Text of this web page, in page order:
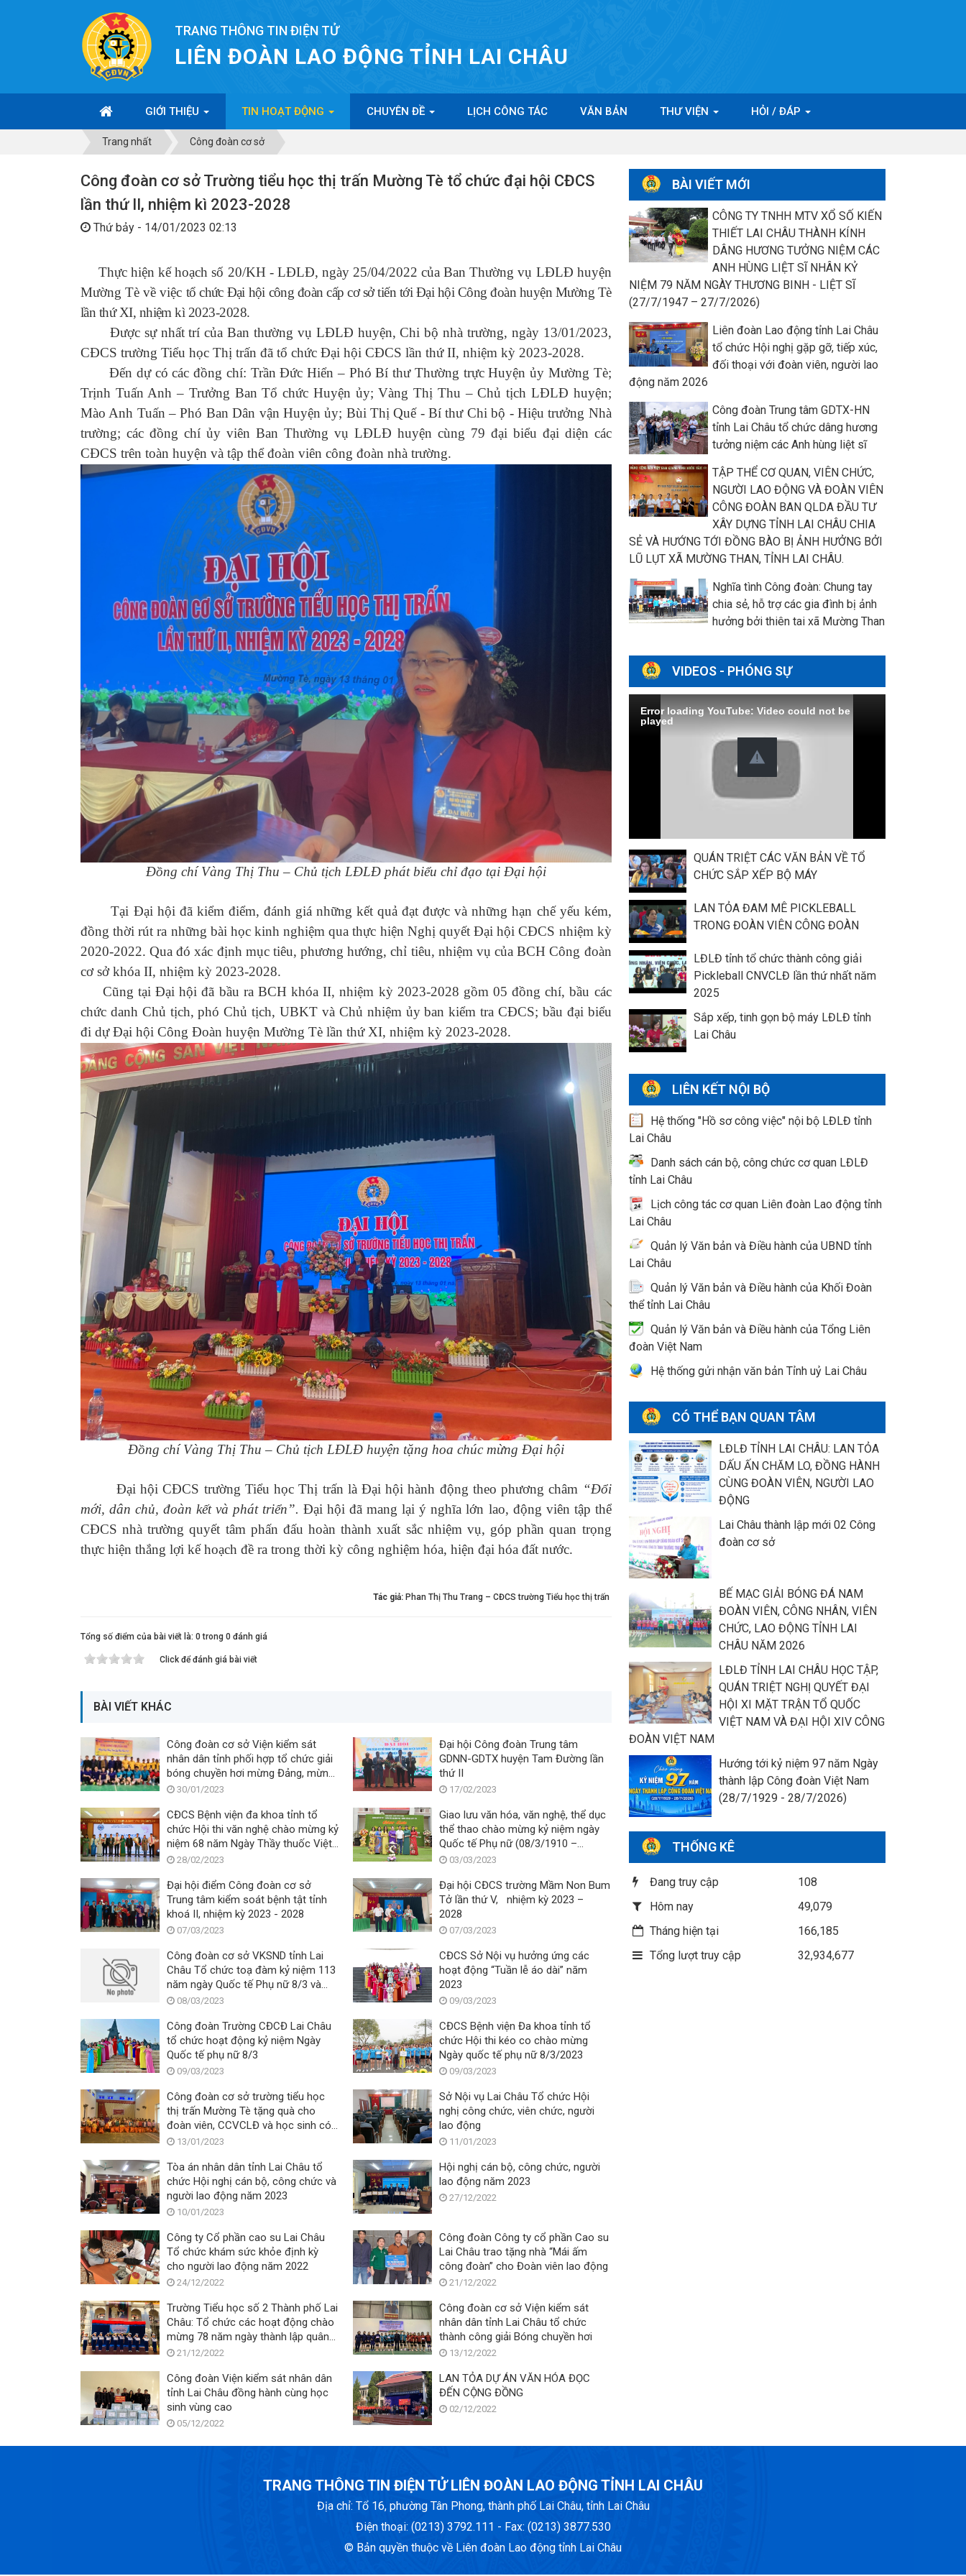
TRANG THÔNG TIN ĐIỆN TỬ
LIÊN ĐOÀN LAO ĐỘNG TỈNH LAI CHÂU
GIỚI THIỆU TIN HOẠT ĐỘNG CHUYÊN ĐỀ LỊCH CÔNG TÁC VĂN BẢN THƯ VIỆN HỎI / ĐÁP
Trang nhất Công đoàn cơ sở
Công đoàn cơ sở Trường tiểu học thị trấn Mường Tè tổ chức đại hội CĐCS
lần thứ II, nhiệm kì 2023-2028
Thứ bảy - 14/01/2023 02:13
Thực hiện kế hoạch số 20/KH - LĐLĐ, ngày 25/04/2022 của Ban Thường vụ LĐLĐ huyện
Mường Tè về việc tổ chức Đại hội công đoàn cấp cơ sở tiến tới Đại hội Công đoàn huyện Mường Tè
lần thứ XI, nhiệm kì 2023-2028.
Được sự nhất trí của Ban thường vụ LĐLĐ huyện, Chi bộ nhà trường, ngày 13/01/2023,
CĐCS trường Tiểu học Thị trấn đã tổ chức Đại hội CĐCS lần thứ II, nhiệm kỳ 2023-2028.
Đến dự có các đồng chí: Trần Đức Hiển – Phó Bí thư Thường trực Huyện ủy Mường Tè;
Trịnh Tuấn Anh – Trưởng Ban Tổ chức Huyện ủy; Vàng Thị Thu – Chủ tịch LĐLĐ huyện;
Mào Anh Tuấn – Phó Ban Dân vận Huyện ủy; Bùi Thị Quế - Bí thư Chi bộ - Hiệu trưởng Nhà
trường; các đồng chí ủy viên Ban Thường vụ LĐLĐ huyện cùng 79 đại biểu đại diện các
CĐCS trên toàn huyện và tập thể đoàn viên công đoàn nhà trường.
Đồng chí Vàng Thị Thu – Chủ tịch LĐLĐ phát biểu chỉ đạo tại Đại hội
Tại Đại hội đã kiểm điểm, đánh giá những kết quả đạt được và những hạn chế yếu kém,
đồng thời rút ra những bài học kinh nghiệm qua thực hiện Nghị quyết Đại hội CĐCS nhiệm kỳ
2020-2022. Qua đó xác định mục tiêu, phương hướng, chỉ tiêu, nhiệm vụ của BCH Công đoàn
cơ sở khóa II, nhiệm kỳ 2023-2028.
Cũng tại Đại hội đã bầu ra BCH khóa II, nhiệm kỳ 2023-2028 gồm 05 đồng chí, bầu các
chức danh Chủ tịch, phó Chủ tịch, UBKT và Chủ nhiệm ủy ban kiểm tra CĐCS; bầu đại biểu
đi dự Đại hội Công Đoàn huyện Mường Tè lần thứ XI, nhiệm kỳ 2023-2028.
Đồng chí Vàng Thị Thu – Chủ tịch LĐLĐ huyện tặng hoa chúc mừng Đại hội
Đại hội CĐCS trường Tiểu học Thị trấn là Đại hội hành động theo phương châm “Đổi
mới, dân chủ, đoàn kết và phát triển”. Đại hội đã mang lại ý nghĩa lớn lao, động viên tập thể
CĐCS nhà trường quyết tâm phấn đấu hoàn thành xuất sắc nhiệm vụ, góp phần quan trọng
thực hiện thắng lợi kế hoạch đề ra trong thời kỳ công nghiệm hóa, hiện đại hóa đất nước.
Tác giả: Phan Thị Thu Trang – CĐCS trường Tiểu học thị trấn ​​​​​​​
Tổng số điểm của bài viết là: 0 trong 0 đánh giá
Click để đánh giá bài viết
BÀI VIẾT KHÁC
Công đoàn cơ sở Viện kiểm sát
nhân dân tỉnh phối hợp tổ chức giải
bóng chuyền hơi mừng Đảng, mừng
Xuân Quý Mão 2023
30/01/2023
Đại hội Công đoàn Trung tâm
GDNN-GDTX huyện Tam Đường lần
thứ II
17/02/2023
CĐCS Bệnh viện đa khoa tỉnh tổ
chức Hội thi văn nghệ chào mừng kỷ
niệm 68 năm Ngày Thầy thuốc Việt
Nam.
28/02/2023
Giao lưu văn hóa, văn nghệ, thể dục
thể thao chào mừng kỷ niệm ngày
Quốc tế Phụ nữ (08/3/1910 –
08/3/2023)
03/03/2023
Đại hội điểm Công đoàn cơ sở
Trung tâm kiểm soát bệnh tật tỉnh
khoá II, nhiệm kỳ 2023 - 2028
07/03/2023
Đại hội CĐCS trường Mầm Non Bum
Tở lần thứ V, nhiệm kỳ 2023 –
2028
07/03/2023
Công đoàn cơ sở VKSND tỉnh Lai
Châu Tổ chức toạ đàm kỷ niệm 113
năm ngày Quốc tế Phụ nữ 8/3 và
1983 năm khởi nghĩa Hai Bà Trưng
08/03/2023
CĐCS Sở Nội vụ hưởng ứng các
hoạt động “Tuần lễ áo dài” năm
2023
09/03/2023
Công đoàn Trường CĐCĐ Lai Châu
tổ chức hoạt động kỷ niệm Ngày
Quốc tế phụ nữ 8/3
09/03/2023
CĐCS Bệnh viện Đa khoa tỉnh tổ
chức Hội thi kéo co chào mừng
Ngày quốc tế phụ nữ 8/3/2023
09/03/2023
Công đoàn cơ sở trường tiểu học
thị trấn Mường Tè tặng quà cho
đoàn viên, CCVCLĐ và học sinh có
hoàn cảnh khó khăn nhân dịp tết
13/01/2023
Sở Nội vụ Lai Châu Tổ chức Hội
nghị công chức, viên chức, người
lao động
11/01/2023
Tòa án nhân dân tỉnh Lai Châu tổ
chức Hội nghị cán bộ, công chức và
người lao động năm 2023
10/01/2023
Hội nghị cán bộ, công chức, người
lao động năm 2023
27/12/2022
Công ty Cổ phần cao su Lai Châu
Tổ chức khám sức khỏe định kỳ
cho người lao động năm 2022
24/12/2022
Công đoàn Công ty cổ phần Cao su
Lai Châu trao tặng nhà “Mái ấm
công đoàn” cho Đoàn viên lao động
21/12/2022
Trường Tiểu học số 2 Thành phố Lai
Châu: Tổ chức các hoạt động chào
mừng 78 năm ngày thành lập quân
đội nhân dân Việt Nam (22/12/1944
phòng toàn dân (22/12/19
21/12/2022
Công đoàn cơ sở Viện kiểm sát
nhân dân tỉnh Lai Châu tổ chức
thành công giải Bóng chuyền hơi
13/12/2022
Công đoàn Viện kiểm sát nhân dân
tỉnh Lai Châu đồng hành cùng học
sinh vùng cao
05/12/2022
LAN TỎA DỰ ÁN VĂN HÓA ĐỌC
ĐẾN CỘNG ĐỒNG
02/12/2022
BÀI VIẾT MỚI
CÔNG TY TNHH MTV XỔ SỐ KIẾN
THIẾT LAI CHÂU THÀNH KÍNH
DÂNG HƯƠNG TƯỞNG NIỆM CÁC
ANH HÙNG LIỆT SĨ NHÂN KỶ
NIỆM 79 NĂM NGÀY THƯƠNG BINH - LIỆT SĨ
(27/7/1947 – 27/7/2026)
Liên đoàn Lao động tỉnh Lai Châu
tổ chức Hội nghị gặp gỡ, tiếp xúc,
đối thoại với đoàn viên, người lao
động năm 2026
Công đoàn Trung tâm GDTX-HN
tỉnh Lai Châu tổ chức dâng hương
tưởng niệm các Anh hùng liệt sĩ
TẬP THỂ CƠ QUAN, VIÊN CHỨC,
NGƯỜI LAO ĐỘNG VÀ ĐOÀN VIÊN
CÔNG ĐOÀN BAN QLDA ĐẦU TƯ
XÂY DỰNG TỈNH LAI CHÂU CHIA
SẺ VÀ HƯỚNG TỚI ĐỒNG BÀO BỊ ẢNH HƯỞNG BỞI
LŨ LỤT XÃ MƯỜNG THAN, TỈNH LAI CHÂU.
Nghĩa tình Công đoàn: Chung tay
chia sẻ, hỗ trợ các gia đình bị ảnh
hưởng bởi thiên tai xã Mường Than
VIDEOS - PHÓNG SỰ
Error loading YouTube: Video could not be
played
QUÁN TRIỆT CÁC VĂN BẢN VỀ TỔ
CHỨC SẮP XẾP BỘ MÁY
LAN TỎA ĐAM MÊ PICKLEBALL
TRONG ĐOÀN VIÊN CÔNG ĐOÀN
LĐLĐ tỉnh tổ chức thành công giải
Pickleball CNVCLĐ lần thứ nhất năm
2025
Sắp xếp, tinh gọn bộ máy LĐLĐ tỉnh
Lai Châu
LIÊN KẾT NỘI BỘ
Hệ thống "Hồ sơ công việc" nội bộ LĐLĐ tỉnh
Lai Châu
Danh sách cán bộ, công chức cơ quan LĐLĐ
tỉnh Lai Châu
Lịch công tác cơ quan Liên đoàn Lao động tỉnh
Lai Châu
Quản lý Văn bản và Điều hành của UBND tỉnh
Lai Châu
Quản lý Văn bản và Điều hành của Khối Đoàn
thể tỉnh Lai Châu
Quản lý Văn bản và Điều hành của Tổng Liên
đoàn Việt Nam
Hệ thống gửi nhận văn bản Tỉnh uỷ Lai Châu
CÓ THỂ BẠN QUAN TÂM
LĐLĐ TỈNH LAI CHÂU: LAN TỎA
DẤU ẤN CHĂM LO, ĐỒNG HÀNH
CÙNG ĐOÀN VIÊN, NGƯỜI LAO
ĐỘNG
Lai Châu thành lập mới 02 Công
đoàn cơ sở
BẾ MẠC GIẢI BÓNG ĐÁ NAM
ĐOÀN VIÊN, CÔNG NHÂN, VIÊN
CHỨC, LAO ĐỘNG TỈNH LAI
CHÂU NĂM 2026
LĐLĐ TỈNH LAI CHÂU HỌC TẬP,
QUÁN TRIỆT NGHỊ QUYẾT ĐẠI
HỘI XI MẶT TRẬN TỔ QUỐC
VIỆT NAM VÀ ĐẠI HỘI XIV CÔNG
ĐOÀN VIỆT NAM
Hướng tới kỷ niệm 97 năm Ngày
thành lập Công đoàn Việt Nam
(28/7/1929 - 28/7/2026)
THỐNG KÊ
Đang truy cập
108
Hôm nay
49,079
Tháng hiện tại
166,185
Tổng lượt truy cập
32,934,677
TRANG THÔNG TIN ĐIỆN TỬ LIÊN ĐOÀN LAO ĐỘNG TỈNH LAI CHÂU
Địa chỉ: Tổ 16, phường Tân Phong, thành phố Lai Châu, tỉnh Lai Châu
Điện thoại: (0213) 3792.111 - Fax: (0213) 3877.530
© Bản quyền thuộc về Liên đoàn Lao động tỉnh Lai Châu